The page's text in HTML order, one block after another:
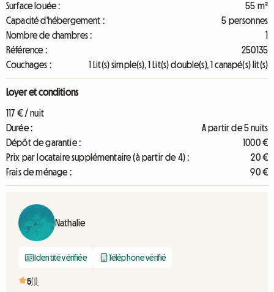
Surface louée :
55 m²
Capacité d'hébergement :
5 personnes
Nombre de chambres :
1
Référence :
250135
Couchages :
1 Lit(s) simple(s), 1 Lit(s) double(s), 1 canapé(s) lit(s)
Loyer et conditions
117 € / nuit
Durée :
A partir de 5 nuits
Dépôt de garantie :
1000 €
Prix par locataire supplémentaire (à partir de 4) :
20 €
Frais de ménage :
90 €
Nathalie
Identité vérifiée Téléphone vérifié
5(1)